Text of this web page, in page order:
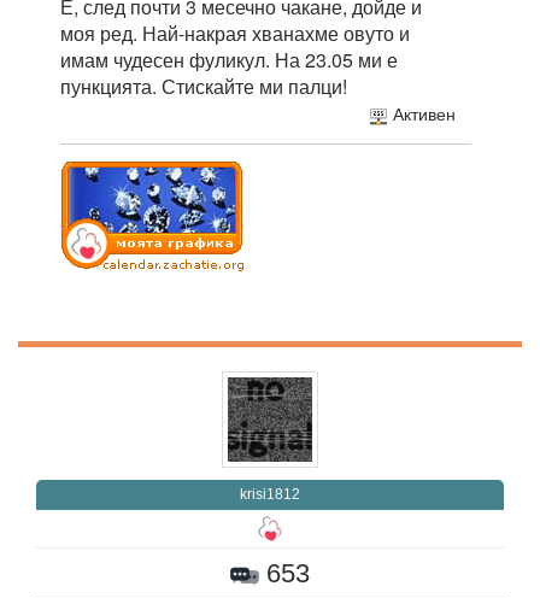
Е, след почти 3 месечно чакане, дойде и
моя ред. Най-накрая хванахме овуто и
имам чудесен фуликул. На 23.05 ми е
пункцията. Стискайте ми палци!
Активен
krisi1812
653